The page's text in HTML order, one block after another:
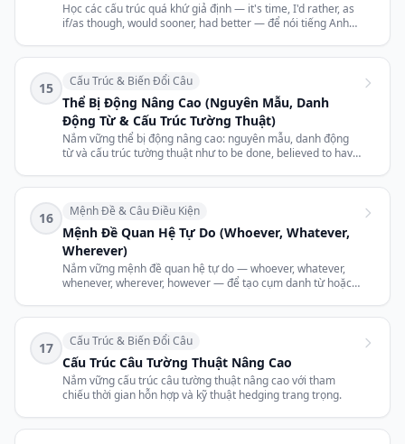
Học các cấu trúc quá khứ giả định — it's time, I'd rather, as
if/as though, would sooner, had better — để nói tiếng Anh
15 Cấu Trúc & Biến Đổi Câu
Thể Bị Động Nâng Cao (Nguyên Mẫu, Danh
Động Từ & Cấu Trúc Tường Thuật)
Nắm vững thể bị động nâng cao: nguyên mẫu, danh động
từ và cấu trúc tường thuật như to be done, believed to have
16 Mệnh Đề & Câu Điều Kiện
Mệnh Đề Quan Hệ Tự Do (Whoever, Whatever,
Wherever)
Nắm vững mệnh đề quan hệ tự do — whoever, whatever,
whenever, wherever, however — để tạo cụm danh từ hoặc
17 Cấu Trúc & Biến Đổi Câu
Cấu Trúc Câu Tường Thuật Nâng Cao
Nắm vững cấu trúc câu tường thuật nâng cao với tham
chiếu thời gian hỗn hợp và kỹ thuật hedging trang trọng.